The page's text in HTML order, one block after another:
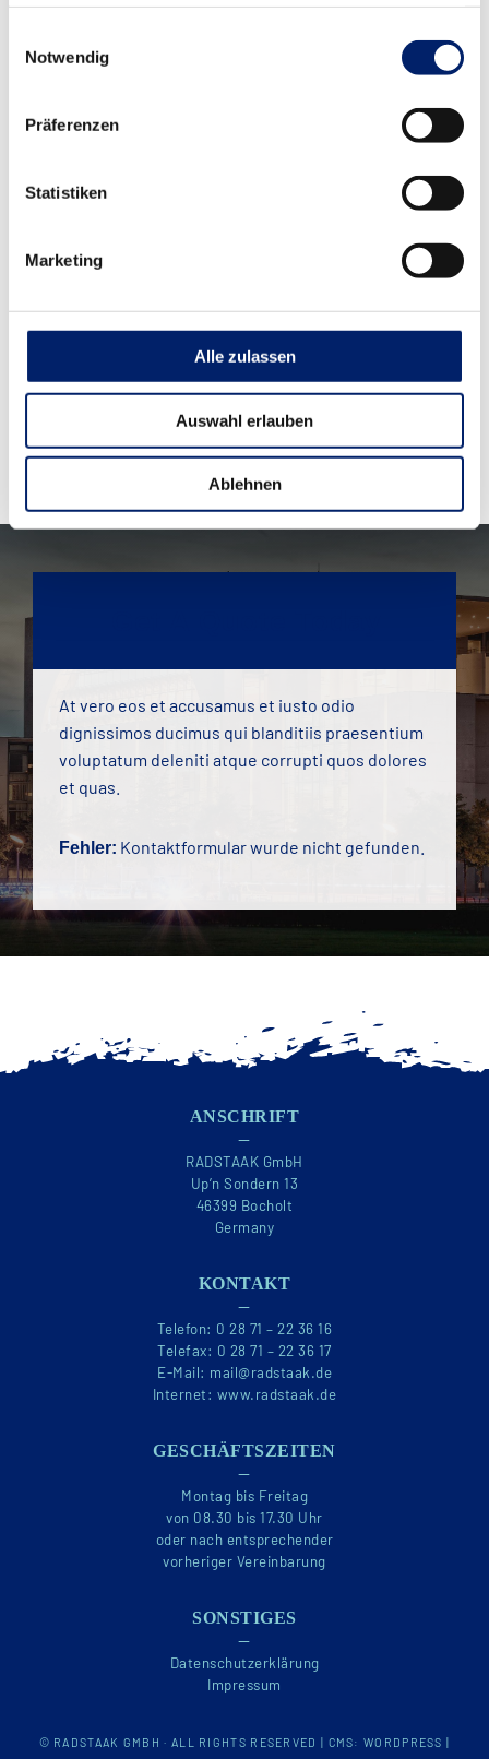
Notwendig
Präferenzen
Statistiken
Marketing
Alle zulassen
Auswahl erlauben
Ablehnen
At vero eos et accusamus et iusto odio
dignissimos ducimus qui blanditiis praesentium
voluptatum deleniti atque corrupti quos dolores
et quas.
Fehler: Kontaktformular wurde nicht gefunden.
ANSCHRIFT
—
RADSTAAK GmbH
Up’n Sondern 13
46399 Bocholt
Germany
KONTAKT
—
Telefon: 0 28 71 – 22 36 16
Telefax: 0 28 71 – 22 36 17
E-Mail: mail@radstaak.de
Internet: www.radstaak.de
GESCHÄFTSZEITEN
—
Montag bis Freitag
von 08.30 bis 17.30 Uhr
oder nach entsprechender
vorheriger Vereinbarung
SONSTIGES
—
Datenschutzerklärung
Impressum
© RADSTAAK GMBH · ALL RIGHTS RESERVED | CMS: WORDPRESS